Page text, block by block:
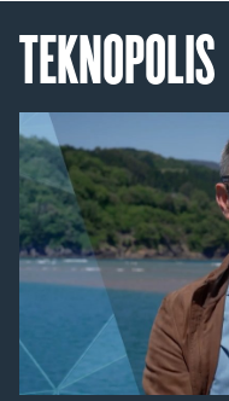
TEKNOPOLIS